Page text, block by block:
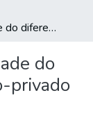
Heterogeneidade do diferencial salarial público-privado
do
privado